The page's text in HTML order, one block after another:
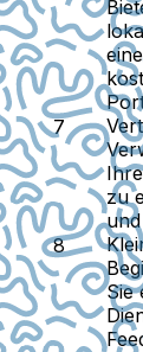
zu
Sie